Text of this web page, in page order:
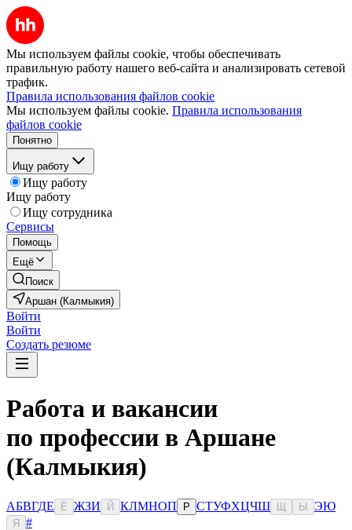
Мы используем файлы cookie, чтобы обеспечивать
правильную работу нашего веб-сайта и анализировать сетевой
трафик.
Правила использования файлов cookie
Мы используем файлы cookie. Правила использования
файлов cookie
Понятно
Ищу работу
Ищу работу
Ищу работу
Ищу сотрудника
Сервисы
Помощь
Ещё
Поиск
Аршан (Калмыкия)
Войти
Войти
Создать резюме
Работа и вакансии
по профессии в Аршане
(Калмыкия)
АБВГДЕ Ё ЖЗИ Й КЛМНОП Р СТУФХЦЧШ Ы ЭЮ
Я
#